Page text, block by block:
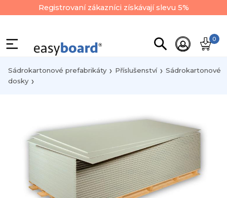
Registrovaní zákazníci získávají slevu 5%
0
Sádrokartonové prefabrikáty Příslušenství
Sádrokartonové
dosky